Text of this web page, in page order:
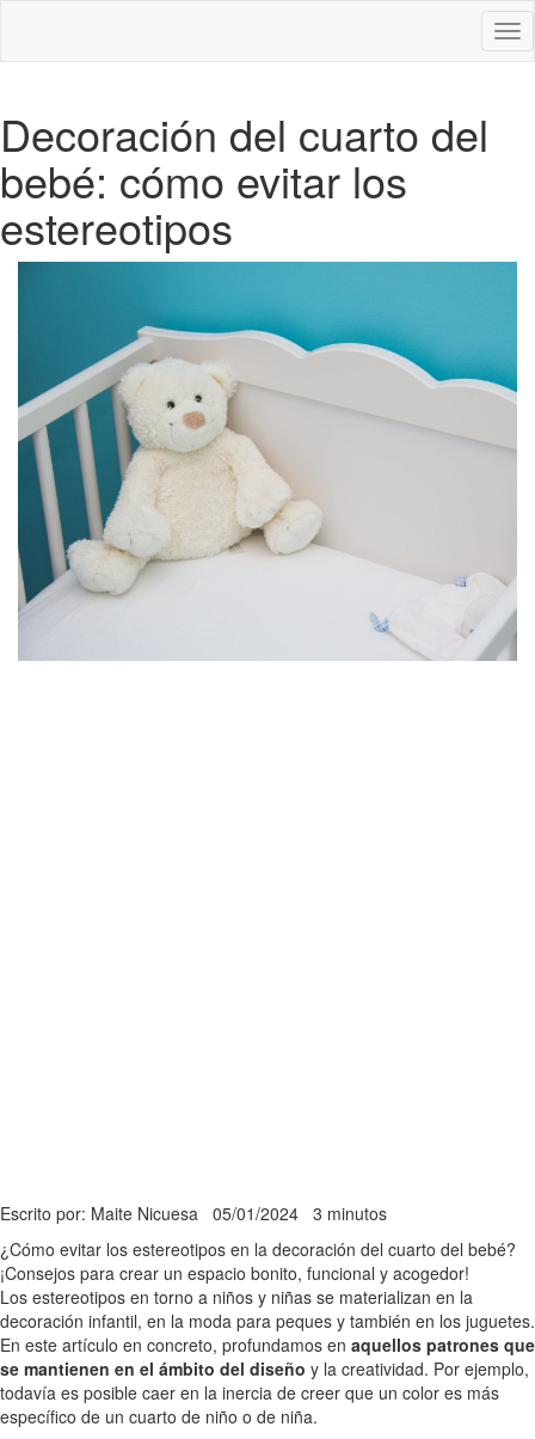
Decoración del cuarto del
bebé: cómo evitar los
estereotipos
Escrito por: Maite Nicuesa 05/01/2024 3 minutos
¿Cómo evitar los estereotipos en la decoración del cuarto del bebé?
¡Consejos para crear un espacio bonito, funcional y acogedor!
Los estereotipos en torno a niños y niñas se materializan en la
decoración infantil, en la moda para peques y también en los juguetes.
En este artículo en concreto, profundamos en aquellos patrones que
se mantienen en el ámbito del diseño y la creatividad. Por ejemplo,
todavía es posible caer en la inercia de creer que un color es más
específico de un cuarto de niño o de niña.